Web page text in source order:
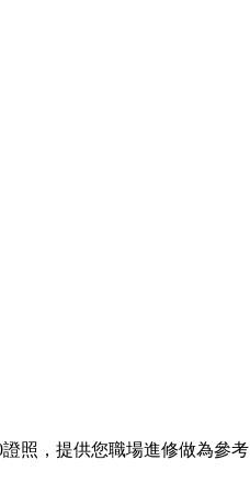
照，提供您職場進修做為參考